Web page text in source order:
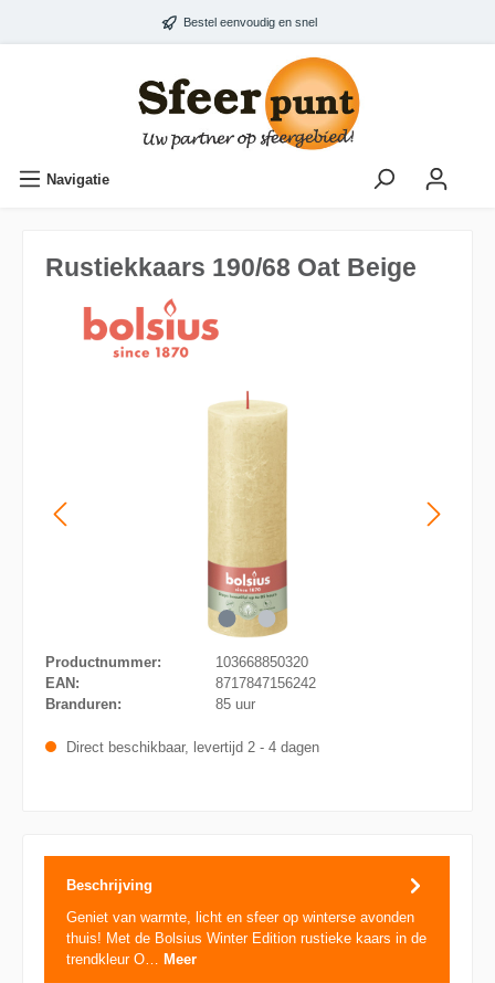
Bestel eenvoudig en snel
Navigatie
Rustiekkaars 190/68 Oat Beige
Productnummer:
103668850320
EAN:
8717847156242
Branduren:
85 uur
Direct beschikbaar, levertijd 2 - 4 dagen
Beschrijving
Geniet van warmte, licht en sfeer op winterse avonden
thuis! Met de Bolsius Winter Edition rustieke kaars in de
trendkleur O… Meer